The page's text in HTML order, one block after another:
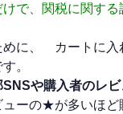
、関税に関する
めに、 カートに
。
や購入者のレビ
ーの★が多いほ